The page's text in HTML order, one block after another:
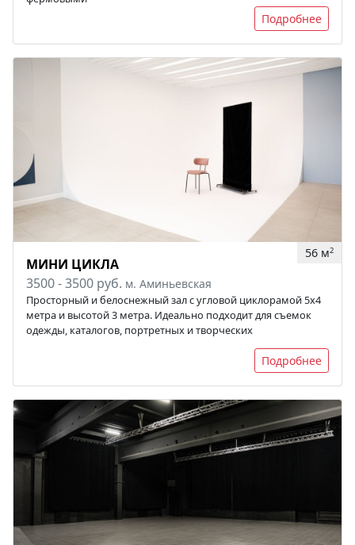
Подробнее
56 м2
МИНИ ЦИКЛА
3500 - 3500 руб. м. Аминьевская
Просторный и белоснежный зал с угловой циклорамой 5х4
метра и высотой 3 метра. Идеально подходит для съемок
одежды, каталогов, портретных и творческих
Подробнее